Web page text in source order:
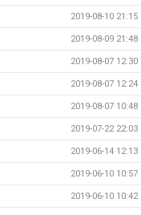
2019-08-10 21:15
2019-08-09 21:48
2019-08-07 12:30
2019-08-07 12:24
2019-08-07 10:48
2019-07-22 22:03
2019-06-14 12:13
2019-06-10 10:57
2019-06-10 10:42